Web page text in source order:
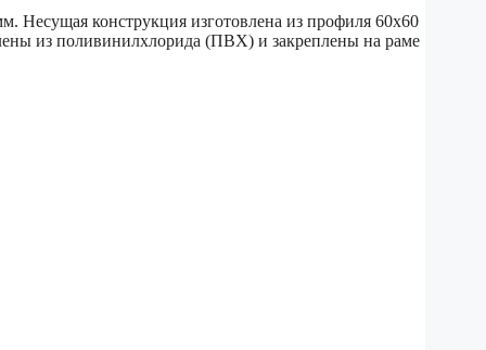
Несущая конструкция изготовлена из профиля 60х60
из поливинилхлорида (ПВХ) и закреплены на раме